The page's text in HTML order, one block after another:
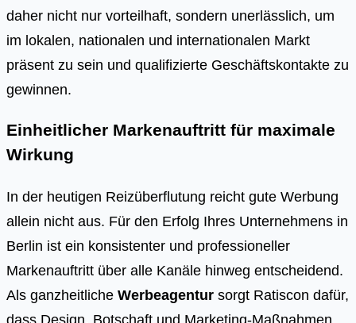
daher nicht nur vorteilhaft, sondern unerlässlich, um
im lokalen, nationalen und internationalen Markt
präsent zu sein und qualifizierte Geschäftskontakte zu
gewinnen.
Einheitlicher Markenauftritt für maximale
Wirkung
In der heutigen Reizüberflutung reicht gute Werbung
allein nicht aus. Für den Erfolg Ihres Unternehmens in
Berlin ist ein konsistenter und professioneller
Markenauftritt über alle Kanäle hinweg entscheidend.
Als ganzheitliche Werbeagentur sorgt Ratiscon dafür,